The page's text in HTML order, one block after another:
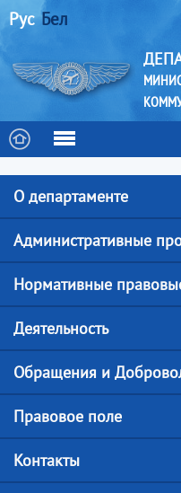
Рус Бел
О департаменте
Административные
Нормативные
Деятельность
Обращения и
Правовое поле
Контакты